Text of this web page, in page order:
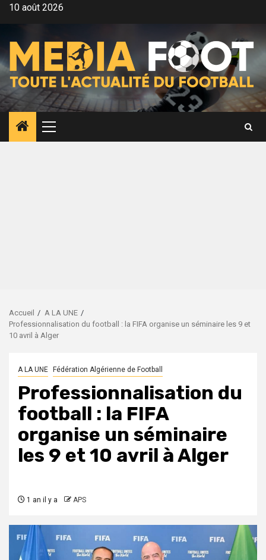
Aller10 août 2026
Menu
principal
Accueil
A LA UNE
Professionnalisation du football : la FIFA organise un séminaire les 9 et
10 avril à Alger
A LA UNE Fédération Algérienne de Football
Professionnalisation du
football : la FIFA
organise un séminaire
les 9 et 10 avril à Alger
1 an il y a APS